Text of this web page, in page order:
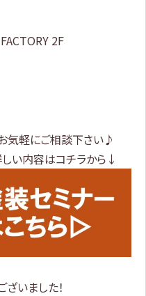
2F
気軽にご相談下さい♪
い内容はコチラから↓
いました！